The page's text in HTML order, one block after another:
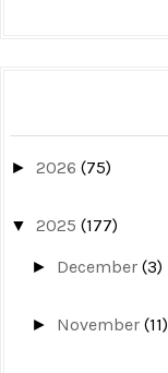
► 2026 (75)
▼ 2025 (177)
► December(3)
► November(11)